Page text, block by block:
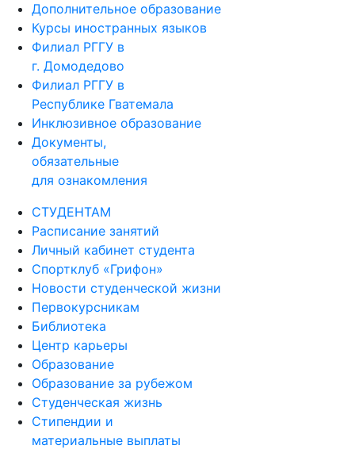
Курсы иностранных языков
Филиал РГГУ в
г. Домодедово
Филиал РГГУ в
Республике Гватемала
Инклюзивное образование
Документы,
обязательные
для ознакомления
Расписание занятий
Личный кабинет студента
Спортклуб «Грифон»
Новости студенческой жизни
Первокурсникам
Библиотека
Центр карьеры
Образование
Образование за рубежом
Студенческая жизнь
Стипендии и
материальные выплаты
Общежитие